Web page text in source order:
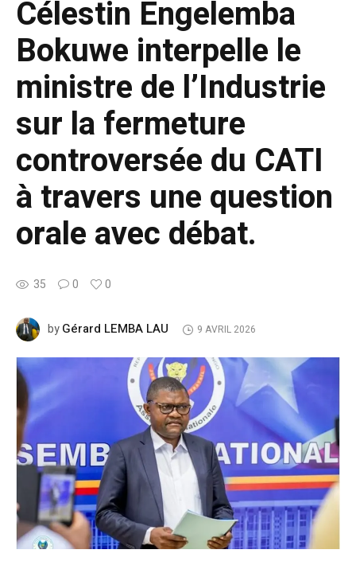
Célestin Engelemba
Bokuwe interpelle le
ministre de l’Industrie
sur la fermeture
controversée du CATI
à travers une question
orale avec débat.
35 0 0
byGérard LEMBA LAU 9 AVRIL 2026